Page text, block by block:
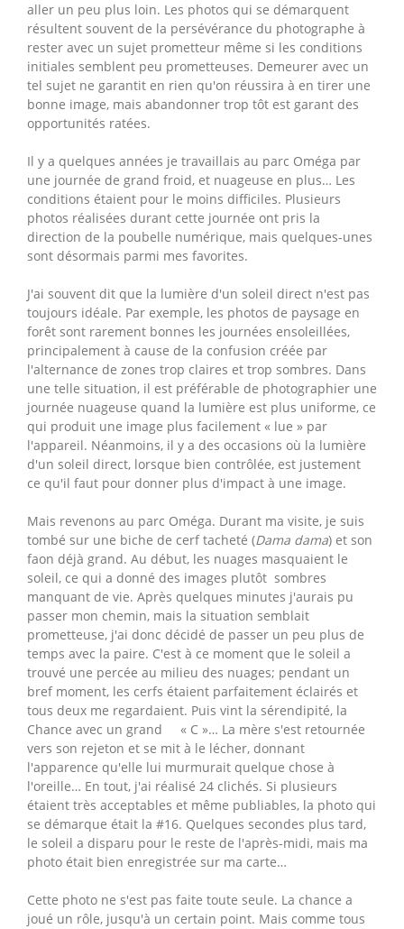
aller un peu plus loin. Les photos qui se démarquent
résultent souvent de la persévérance du photographe à
rester avec un sujet prometteur même si les conditions
initiales semblent peu prometteuses. Demeurer avec un
tel sujet ne garantit en rien qu'on réussira à en tirer une
bonne image, mais abandonner trop tôt est garant des
opportunités ratées.
Il y a quelques années je travaillais au parc Oméga par
une journée de grand froid, et nuageuse en plus… Les
conditions étaient pour le moins difficiles. Plusieurs
photos réalisées durant cette journée ont pris la
direction de la poubelle numérique, mais quelques-unes
sont désormais parmi mes favorites.
J'ai souvent dit que la lumière d'un soleil direct n'est pas
toujours idéale. Par exemple, les photos de paysage en
forêt sont rarement bonnes les journées ensoleillées,
principalement à cause de la confusion créée par
l'alternance de zones trop claires et trop sombres. Dans
une telle situation, il est préférable de photographier une
journée nuageuse quand la lumière est plus uniforme, ce
qui produit une image plus facilement « lue » par
l'appareil. Néanmoins, il y a des occasions où la lumière
d'un soleil direct, lorsque bien contrôlée, est justement
ce qu'il faut pour donner plus d'impact à une image.
Mais revenons au parc Oméga. Durant ma visite, je suis
tombé sur une biche de cerf tacheté (Dama dama) et son
faon déjà grand. Au début, les nuages masquaient le
soleil, ce qui a donné des images plutôt sombres
manquant de vie. Après quelques minutes j'aurais pu
passer mon chemin, mais la situation semblait
prometteuse, j'ai donc décidé de passer un peu plus de
temps avec la paire. C'est à ce moment que le soleil a
trouvé une percée au milieu des nuages; pendant un
bref moment, les cerfs étaient parfaitement éclairés et
tous deux me regardaient. Puis vint la sérendipité, la
Chance avec un grand « C »… La mère s'est retournée
vers son rejeton et se mit à le lécher, donnant
l'apparence qu'elle lui murmurait quelque chose à
l'oreille… En tout, j'ai réalisé 24 clichés. Si plusieurs
étaient très acceptables et même publiables, la photo qui
se démarque était la #16. Quelques secondes plus tard,
le soleil a disparu pour le reste de l'après-midi, mais ma
photo était bien enregistrée sur ma carte…
Cette photo ne s'est pas faite toute seule. La chance a
joué un rôle, jusqu'à un certain point. Mais comme tous